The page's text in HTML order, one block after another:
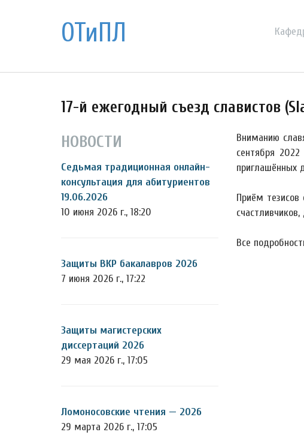
ОТиПЛ
17-й ежегодный съезд славистов
НОВОСТИ
Седьмая традиционная онлайн-
консультация для абитуриентов
19.06.2026
10 июня 2026 г., 18:20
Защиты ВКР бакалавров 2026
7 июня 2026 г., 17:22
Защиты магистерских
диссертаций 2026
29 мая 2026 г., 17:05
Ломоносовские чтения — 2026
29 марта 2026 г., 17:05
Вниманию
сентября
приглашённых
Приём
Все